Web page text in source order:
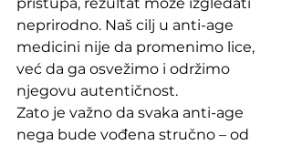
pristupa, rezultat može izgledati
neprirodno. Naš cilj u anti-age
medicini nije da promenimo lice,
već da ga osvežimo i održimo
njegovu autentičnost.
Zato je važno da svaka anti-age
nega bude vođena stručno – od